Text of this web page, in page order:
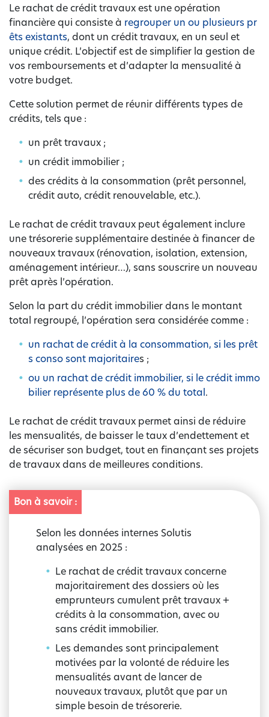
Le rachat de crédit travaux est une opération
financière qui consiste à regrouper un ou plusieurs pr
êts existants, dont un crédit travaux, en un seul et
unique crédit. L’objectif est de simplifier la gestion de
vos remboursements et d’adapter la mensualité à
votre budget.
Cette solution permet de réunir différents types de
crédits, tels que :
un prêt travaux ;
un crédit immobilier ;
des crédits à la consommation (prêt personnel,
crédit auto, crédit renouvelable, etc.).
Le rachat de crédit travaux peut également inclure
une trésorerie supplémentaire destinée à financer de
nouveaux travaux (rénovation, isolation, extension,
aménagement intérieur…), sans souscrire un nouveau
prêt après l’opération.
Selon la part du crédit immobilier dans le montant
total regroupé, l’opération sera considérée comme :
un rachat de crédit à la consommation, si les prêt
s conso sont majoritaires ;
ou un rachat de crédit immobilier, si le crédit immo
bilier représente plus de 60 % du total.
Le rachat de crédit travaux permet ainsi de réduire
les mensualités, de baisser le taux d’endettement et
de sécuriser son budget, tout en finançant ses projets
de travaux dans de meilleures conditions.
Bon à savoir :
Selon les données internes Solutis
analysées en 2025 :
Le rachat de crédit travaux concerne
majoritairement des dossiers où les
emprunteurs cumulent prêt travaux +
crédits à la consommation, avec ou
sans crédit immobilier.
Les demandes sont principalement
motivées par la volonté de réduire les
mensualités avant de lancer de
nouveaux travaux, plutôt que par un
simple besoin de trésorerie.